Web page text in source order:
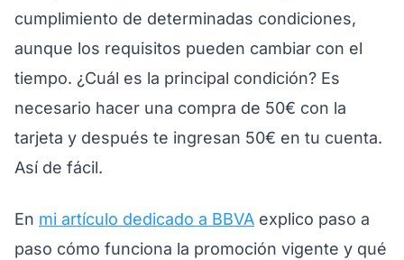
cumplimiento de determinadas condiciones,
aunque los requisitos pueden cambiar con el
tiempo. ¿Cuál es la principal condición? Es
necesario hacer una compra de 50€ con la
tarjeta y después te ingresan 50€ en tu cuenta.
Así de fácil.
En mi artículo dedicado a BBVA explico paso a
paso cómo funciona la promoción vigente y qué